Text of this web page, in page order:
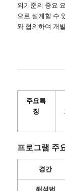
외기준의 중요
으로 설계할 수
와 협의하여 개
주요특
징
프로그램 주
경간
해석법